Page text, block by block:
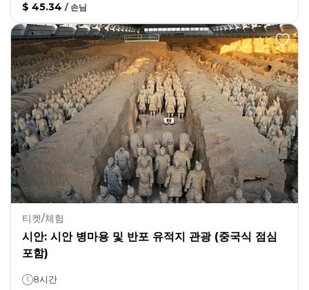
$ 45.34 / 손님
티켓/체험
시안: 시안 병마용 및 반포 유적지 관광 (중국식 점심
포함)
8시간